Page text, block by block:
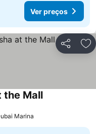
Ver preços
Partilhar
the Mall
Marina